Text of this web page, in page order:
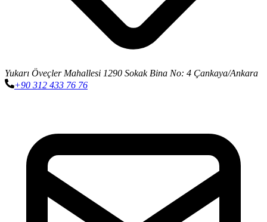
Yukarı Öveçler Mahallesi 1290 Sokak Bina No: 4 Çankaya/Ankara
+90 312 433 76 76